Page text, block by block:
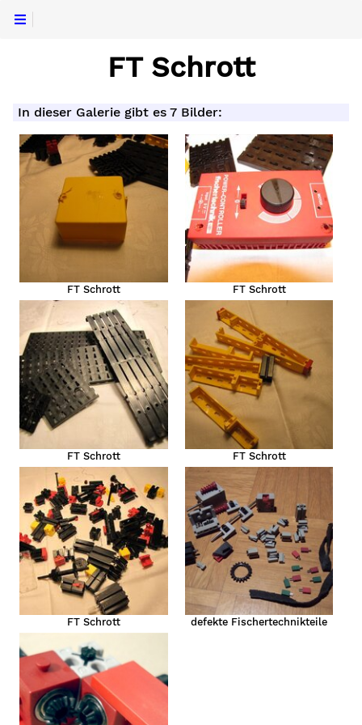
FT Schrott
In dieser Galerie gibt es 7 Bilder:
FT Schrott FT Schrott
FT Schrott FT Schrott
FT Schrott defekte Fischertechnikteile